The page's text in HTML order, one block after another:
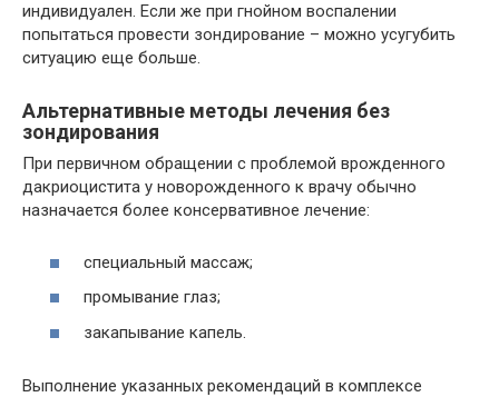
индивидуален. Если же при гнойном воспалении
попытаться провести зондирование – можно усугубить
ситуацию еще больше.
Альтернативные методы лечения без
зондирования
При первичном обращении с проблемой врожденного
дакриоцистита у новорожденного к врачу обычно
назначается более консервативное лечение:
специальный массаж;
промывание глаз;
закапывание капель.
Выполнение указанных рекомендаций в комплексе